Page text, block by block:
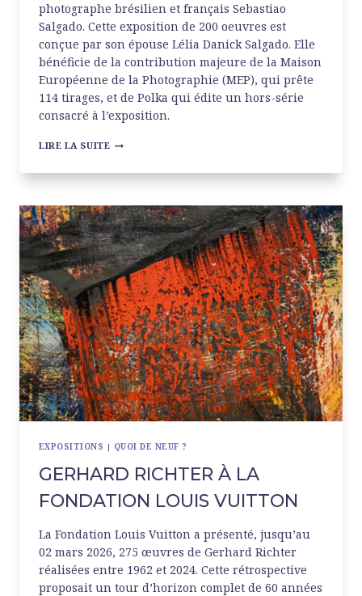
photographe brésilien et français Sebastiao
Salgado. Cette exposition de 200 oeuvres est
conçue par son épouse Lélia Danick Salgado. Elle
bénéficie de la contribution majeure de la Maison
Européenne de la Photographie (MEP), qui prête
114 tirages, et de Polka qui édite un hors-série
consacré à l’exposition.
LIRE LA SUITE SEBASTIAO
À
DE
PARIS
EXPOSITIONS | QUOI DE NEUF ?
GERHARD RICHTER À LA
FONDATION LOUIS VUITTON
La Fondation Louis Vuitton a présenté, jusqu’au
02 mars 2026, 275 œuvres de Gerhard Richter
réalisées entre 1962 et 2024. Cette rétrospective
proposait un tour d’horizon complet de 60 années